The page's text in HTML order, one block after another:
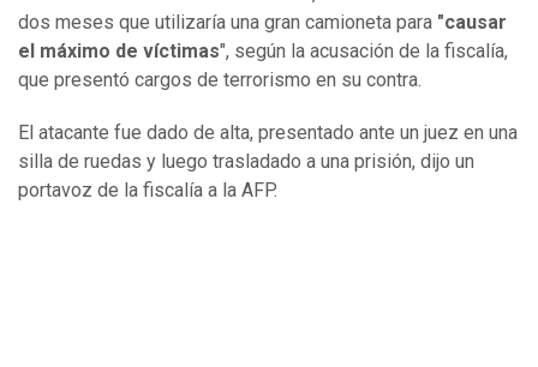
dos meses que utilizaría una gran camioneta para "causar
el máximo de víctimas", según la acusación de la fiscalía,
que presentó cargos de terrorismo en su contra.
El atacante fue dado de alta, presentado ante un juez en una
silla de ruedas y luego trasladado a una prisión, dijo un
portavoz de la fiscalía a la AFP.